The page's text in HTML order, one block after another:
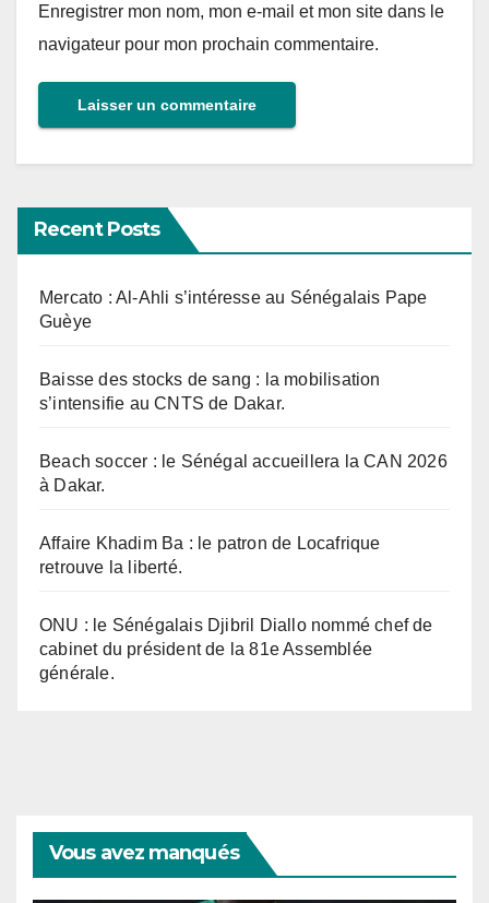
Enregistrer mon nom, mon e-mail et mon site dans le
navigateur pour mon prochain commentaire.
Recent Posts
Mercato : Al-Ahli s’intéresse au Sénégalais Pape
Guèye
Baisse des stocks de sang : la mobilisation
s’intensifie au CNTS de Dakar.
Beach soccer : le Sénégal accueillera la CAN 2026
à Dakar.
Affaire Khadim Ba : le patron de Locafrique
retrouve la liberté.
ONU : le Sénégalais Djibril Diallo nommé chef de
cabinet du président de la 81e Assemblée
générale.
Vous avez manqués